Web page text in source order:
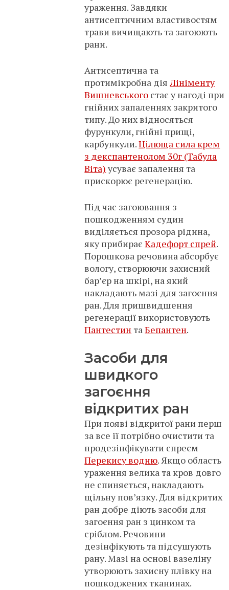
ураження. Завдяки
антисептичним властивостям
трави вичищають та загоюють
рани.
Антисептична та
протимікробна діяЛініменту
Вишневського стає у нагоді при
гнійних запаленнях закритого
типу. До них відносяться
фурункули, гнійні прищі,
карбункули.Цілюща сила крем
з декспантенолом 30г (Табула
Віта) усуває запалення та
прискорює регенерацію.
Під час загоювання з
пошкодженням судин
виділяється прозора рідина,
яку прибираєКадефорт спрей.
Порошкова речовина абсорбує
вологу, створюючи захисний
бар’єр на шкірі, на який
накладають мазі для загоєння
ран. Для пришвидшення
регенерації використовують
ПантестинтаБепантен.
Засоби для
швидкого
загоєння
відкритих ран
При появі відкритої рани перш
за все її потрібно очистити та
продезінфікувати спреєм
Перекису водню. Якщо область
ураження велика та кров довго
не спиняється, накладають
щільну пов’язку. Для відкритих
ран добре діють засоби для
загоєння ран з цинком та
сріблом. Речовини
дезінфікують та підсушують
рану. Мазі на основі вазеліну
утворюють захисну плівку на
пошкоджених тканинах.